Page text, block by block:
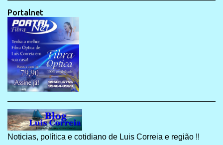
Portalnet
Noticias, política e cotidiano de Luis Correia e região !!